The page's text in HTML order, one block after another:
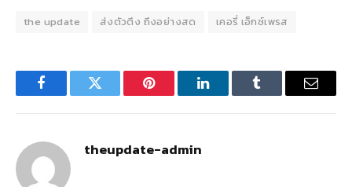
the update ส่งตัวตึง ถึงอย่างสด เคอรี่ เอ็กซ์เพรส
FacebookTwitter Pinterest LinkedInTumblr Email
theupdate-admin